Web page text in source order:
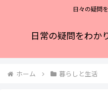
日々の疑問
日常の疑問をわか
ホーム 暮らしと生活